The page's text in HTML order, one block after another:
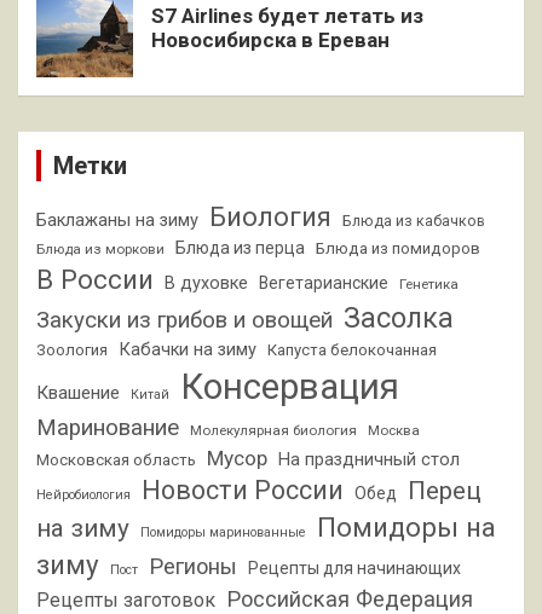
S7 Airlines будет летать из
Новосибирска в Ереван
Метки
Баклажаны на зиму Биология Блюда из кабачков
Блюда из моркови Блюда из перца Блюда из помидоров
В России В духовке Вегетарианские Генетика
Закуски из грибов и овощей Засолка
Зоология Кабачки на зиму Капуста белокочанная
Квашение Китай Консервация
Маринование Молекулярная биология Москва
Московская область Мусор На праздничный стол
Нейробиология Новости России Обед
Перец
на зиму
Помидоры маринованные
Помидоры на
зиму
Пост Регионы Рецепты для начинающих
Рецепты заготовок Российская Федерация